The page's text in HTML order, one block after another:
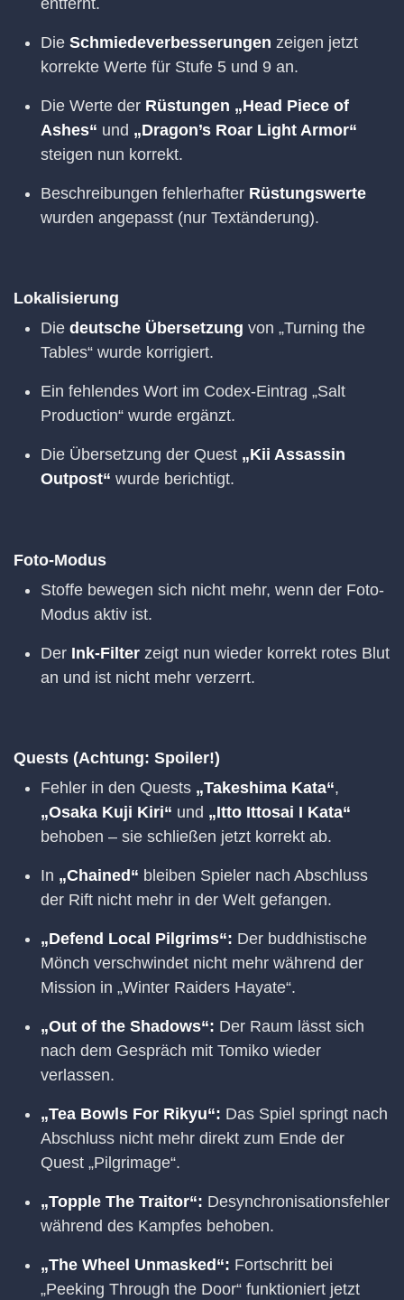
entfernt.
Die Schmiedeverbesserungen zeigen jetzt
korrekte Werte für Stufe 5 und 9 an.
Die Werte der Rüstungen „Head Piece of
Ashes“ und „Dragon’s Roar Light Armor“
steigen nun korrekt.
Beschreibungen fehlerhafter Rüstungswerte
wurden angepasst (nur Textänderung).
Lokalisierung
Die deutsche Übersetzung von „Turning the
Tables“ wurde korrigiert.
Ein fehlendes Wort im Codex-Eintrag „Salt
Production“ wurde ergänzt.
Die Übersetzung der Quest „Kii Assassin
Outpost“ wurde berichtigt.
Foto-Modus
Stoffe bewegen sich nicht mehr, wenn der Foto-
Modus aktiv ist.
Der Ink-Filter zeigt nun wieder korrekt rotes Blut
an und ist nicht mehr verzerrt.
Quests (Achtung: Spoiler!)
Fehler in den Quests „Takeshima Kata“,
„Osaka Kuji Kiri“ und „Itto Ittosai I Kata“
behoben – sie schließen jetzt korrekt ab.
In „Chained“ bleiben Spieler nach Abschluss
der Rift nicht mehr in der Welt gefangen.
„Defend Local Pilgrims“: Der buddhistische
Mönch verschwindet nicht mehr während der
Mission in „Winter Raiders Hayate“.
„Out of the Shadows“: Der Raum lässt sich
nach dem Gespräch mit Tomiko wieder
verlassen.
„Tea Bowls For Rikyu“: Das Spiel springt nach
Abschluss nicht mehr direkt zum Ende der
Quest „Pilgrimage“.
„Topple The Traitor“: Desynchronisationsfehler
während des Kampfes behoben.
„The Wheel Unmasked“: Fortschritt bei
„Peeking Through the Door“ funktioniert jetzt